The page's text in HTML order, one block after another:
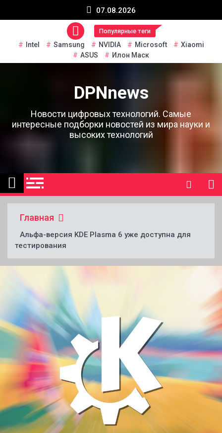
07.08.2026
Популярные теги
Intel Samsung NVIDIA Microsoft
Xiaomi
ASUS
Илон Маск
DPNnews
Новости цифровых технологий. Самые
интересные подборки новостей из мира науки и
высоких технологий
Главная
Альфа-версия KDE Plasma 6 уже доступна для
тестирования